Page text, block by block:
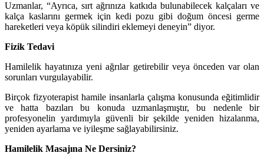
Uzmanlar, “Ayrıca, sırt ağrınıza katkıda bulunabilecek kalçaları ve
kalça kaslarını germek için kedi pozu gibi doğum öncesi germe
hareketleri veya köpük silindiri eklemeyi deneyin” diyor.
Fizik Tedavi
Hamilelik hayatınıza yeni ağrılar getirebilir veya önceden var olan
sorunları vurgulayabilir.
Birçok fizyoterapist hamile insanlarla çalışma konusunda eğitimlidir
ve hatta bazıları bu konuda uzmanlaşmıştır, bu nedenle bir
profesyonelin yardımıyla güvenli bir şekilde yeniden hizalanma,
yeniden ayarlama ve iyileşme sağlayabilirsiniz.
Hamilelik Masajına Ne Dersiniz?